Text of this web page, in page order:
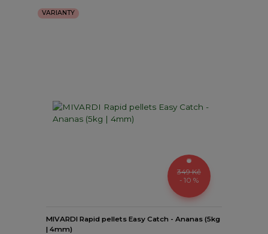
VARIANTY
349 Kč
- 10 %
MIVARDI Rapid pellets Easy Catch - Ananas (5kg
| 4mm)